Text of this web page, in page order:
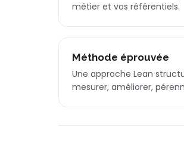
métier et vos référentiels.
Méthode éprouvée
Une approche Lean
mesurer, améliorer,